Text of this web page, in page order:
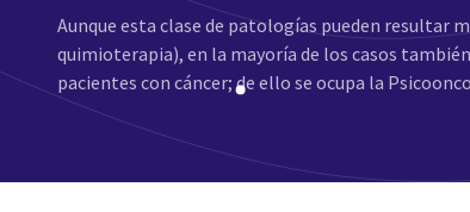
Aunque esta clase de patologías pueden
quimioterapia), en la mayoría de los casos
pacientes con cáncer; de ello se ocupa la